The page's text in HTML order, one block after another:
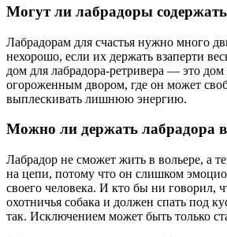
Могут ли лабрадоры
Лабрадорам для счастья нужно много
нехорошо, если их держать взаперти
дом для лабрадора-ретривера — это
огороженным двором, где он может
выплескивать лишнюю энергию.
Можно ли держать лабрадора в
Лабрадор не сможет жить в вольере, а
на цепи, потому что он слишком
своего человека. И кто бы ни говорил,
охотничья собака и должен спать под
так. Исключением может быть только